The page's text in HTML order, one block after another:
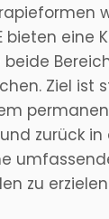
bieten eine
Ziel ist
zurück
zu